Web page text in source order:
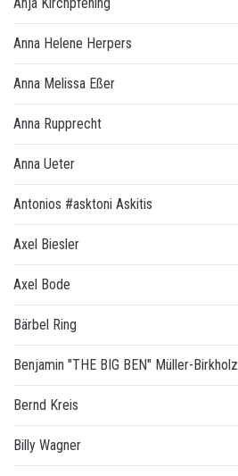
Anna Helene Herpers
Anna Melissa Eßer
Anna Rupprecht
Anna Ueter
Antonios #asktoni Askitis
Axel Biesler
Axel Bode
Bärbel Ring
Benjamin "THE BIG BEN" Müller-Birkholz
Bernd Kreis
Billy Wagner